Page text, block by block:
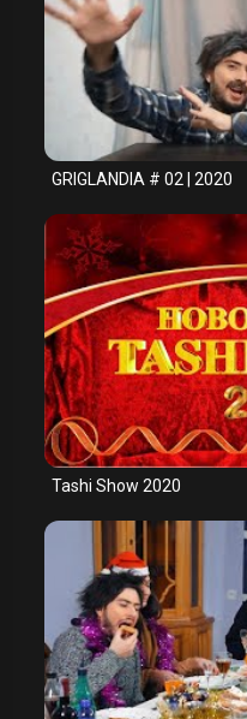
GRIGLANDIA # 02 | 2020
Tashi Show 2020